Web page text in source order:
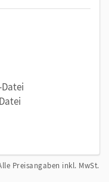
Datei
Preisangaben inkl. MwSt.